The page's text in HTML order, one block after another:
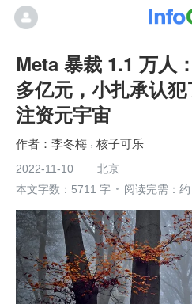
Meta 暴裁 1.1 万人
多亿元，小扎承认
注资元宇宙
李冬梅 核子可乐
2022-11-10
北京
本文字数：5711 字
阅读完需：